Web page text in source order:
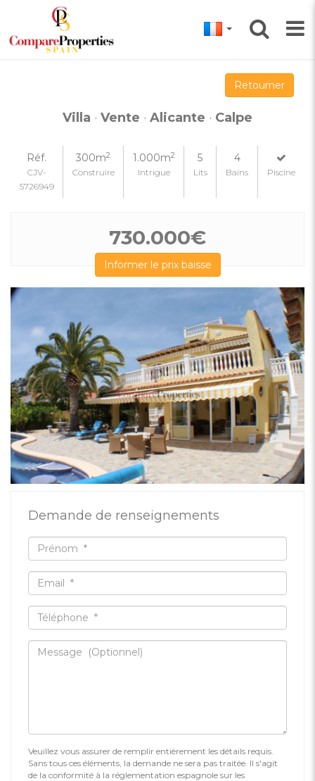
Retourner
Villa · Vente · Alicante · Calpe
Réf.
CJV-
5726949
300m2
Construire
1.000m2
Intrigue
5
Lits
4
Bains Piscine
730.000€
Informer le prix baisse
Demande de renseignements
Veuillez vous assurer de remplir entièrement les détails requis.
Sans tous ces éléments, la demande ne sera pas traitée. Il s'agit
de la conformité à la réglementation espagnole sur les